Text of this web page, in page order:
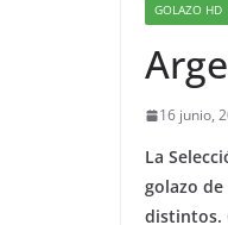
GOLAZO HD
16 junio,
La
golazo
distintos.